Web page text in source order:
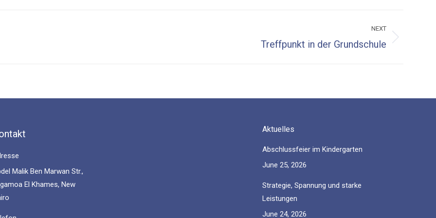
NEXT
Treffpunkt in der Grundschule
Malik Ben Marwan Str.,
El Khames, New
Aktuelles
Abschlussfeier im Kindergarten
June 25, 2026
Strategie, Spannung und starke
Leistungen
June 24, 2026